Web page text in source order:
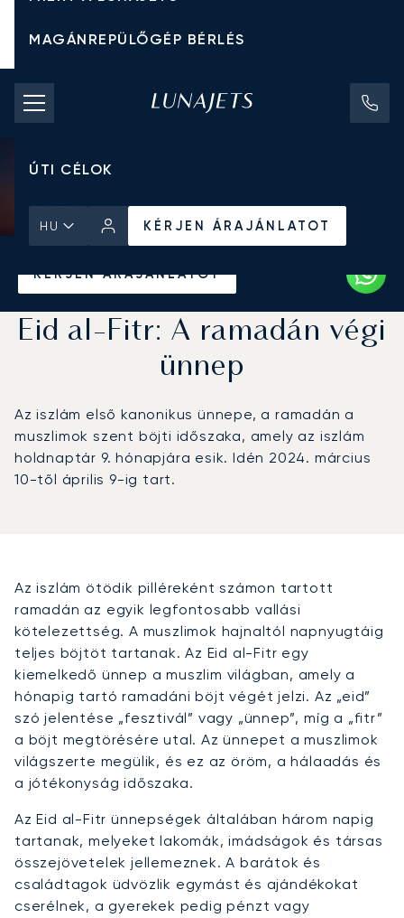
MAGÁNREPÜLŐGÉP BÉRLÉS
CHARTER ÁRAK
MAGÁNREPÜLŐGÉPEK
ÚTI CÉLOK
HU KÉRJEN ÁRAJÁNLATOT
KÉRJEN ÁRAJÁNLATOT
Eid al-Fitr: A ramadán végi
ünnep
Az iszlám első kanonikus ünnepe, a ramadán a
muszlimok szent böjti időszaka, amely az iszlám
holdnaptár 9. hónapjára esik. Idén 2024. március
10-től április 9-ig tart.
Az iszlám ötödik pilléreként számon tartott
ramadán az egyik legfontosabb vallási
kötelezettség. A muszlimok hajnaltól napnyugtáig
teljes böjtöt tartanak. Az Eid al-Fitr egy
kiemelkedő ünnep a muszlim világban, amely a
hónapig tartó ramadáni böjt végét jelzi. Az „eid”
szó jelentése „fesztivál” vagy „ünnep”, míg a „fitr”
a böjt megtörésére utal. Az ünnepet a muszlimok
világszerte megülik, és ez az öröm, a hálaadás és
a jótékonyság időszaka.
Az Eid al-Fitr ünnepségek általában három napig
tartanak, melyeket lakomák, imádságok és társas
összejövetelek jellemeznek. A barátok és
családtagok üdvözlik egymást és ajándékokat
cserélnek, a gyerekek pedig pénzt vagy